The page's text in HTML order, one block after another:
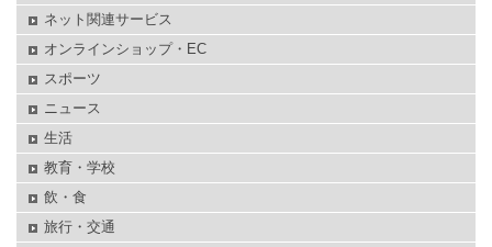
ネット関連サービス
オンラインショップ・EC
スポーツ
ニュース
生活
教育・学校
飲・食
旅行・交通